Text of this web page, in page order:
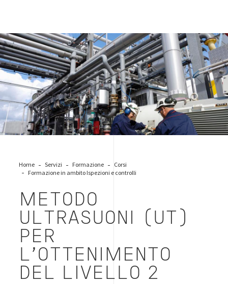
industry-workers
Home Servizi Formazione
Corsi
Formazione in ambito Ispezioni e controlli
METODO
ULTRASUONI (UT)
PER
L'OTTENIMENTO
DEL LIVELLO 2